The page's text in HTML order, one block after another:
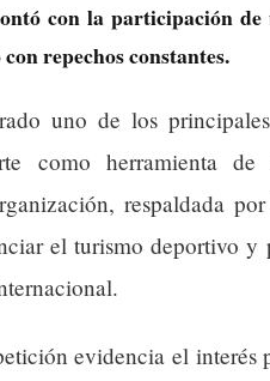
con la participación
repechos constantes.
uno de los
como herramienta
respaldada
el turismo deportivo
evidencia el